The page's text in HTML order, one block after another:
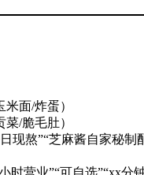
面/炸蛋）
/脆毛肚）
现熬”“芝麻酱自家秘制